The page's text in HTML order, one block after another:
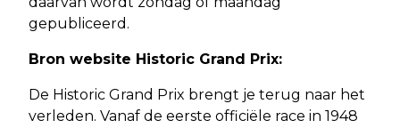
gepubliceerd.
Bron website Historic Grand Prix:
De Historic Grand Prix brengt je terug naar het
verleden. Vanaf de eerste officiële race in 1948